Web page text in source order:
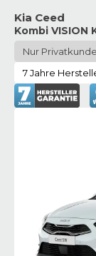
Kia Ceed
Kombi VISION
Nur
7 Jahre